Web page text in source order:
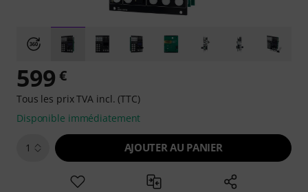
599 €
Tous les prix TVA incl. (TTC)
Disponible immédiatement
1 AJOUTER AU PANIER